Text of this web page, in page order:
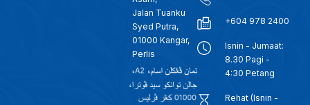
Jalan Tuanku
Syed Putra,
01000 Kangar,
Perlis
+604 978 2400
Isnin - Jumaat:
8.30 Pagi -
4:30 Petang
Rehat (Isnin -